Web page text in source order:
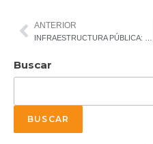
ANTERIOR
Buscar
BUSCAR